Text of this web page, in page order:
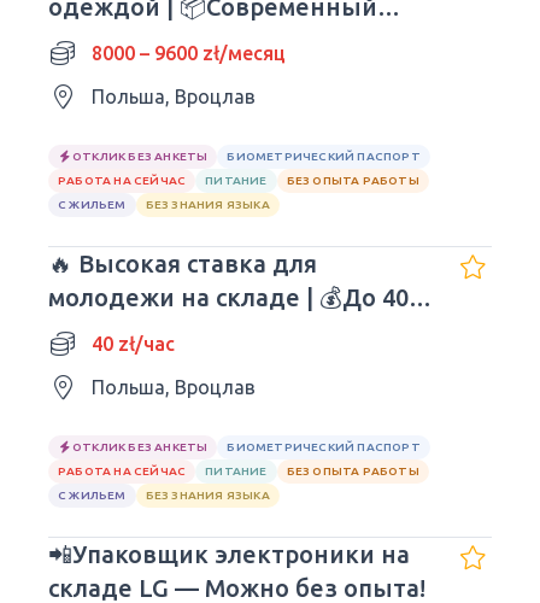
одеждой | 📦Современный
состав SHEIN
8000 – 9600 zł/месяц
Польша, Вроцлав
ОТКЛИК БЕЗ АНКЕТЫ
БИОМЕТРИЧЕСКИЙ ПАСПОРТ
РАБОТА НА СЕЙЧАС
ПИТАНИЕ
БЕЗ ОПЫТА РАБОТЫ
С ЖИЛЬЕМ
БЕЗ ЗНАНИЯ ЯЗЫКА
🔥 Высокая ставка для
молодежи на складе | 💰До 40
зл/час нетто
40 zł/час
Польша, Вроцлав
ОТКЛИК БЕЗ АНКЕТЫ
БИОМЕТРИЧЕСКИЙ ПАСПОРТ
РАБОТА НА СЕЙЧАС
ПИТАНИЕ
БЕЗ ОПЫТА РАБОТЫ
С ЖИЛЬЕМ
БЕЗ ЗНАНИЯ ЯЗЫКА
📲Упаковщик электроники на
складе LG — Можно без опыта!